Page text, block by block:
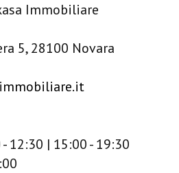
Immobiliare
5, 28100 Novara
12:30 | 15:00 - 19:30